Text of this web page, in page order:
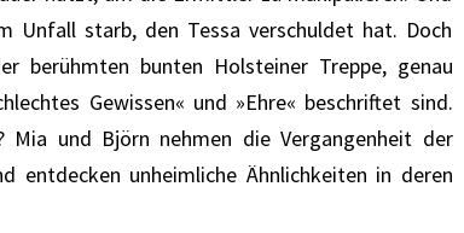
Unfall starb, den Tessa verschuldet hat. Doch
bunten Holsteiner Treppe, genau
Gewissen« und »Ehre« beschriftet sind.
und Björn nehmen die Vergangenheit der
entdecken unheimliche Ähnlichkeiten in deren